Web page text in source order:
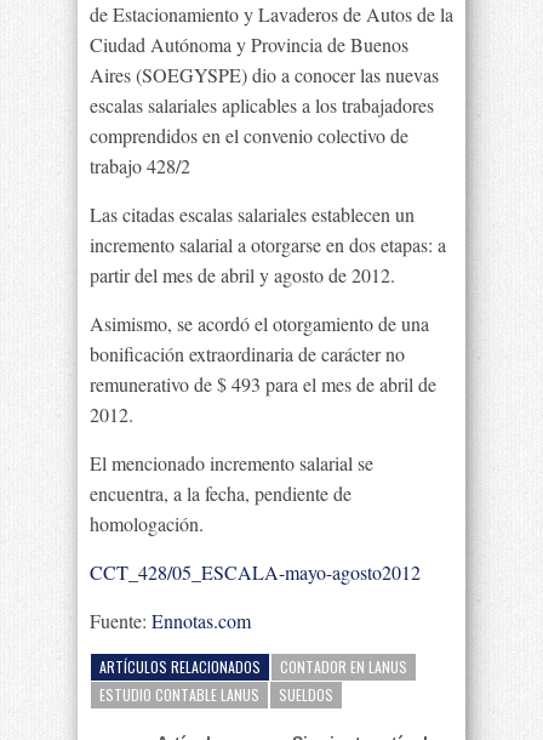
de Estacionamiento y Lavaderos de Autos de la
Ciudad Autónoma y Provincia de Buenos
Aires (SOEGYSPE) dio a conocer las nuevas
escalas salariales aplicables a los trabajadores
comprendidos en el convenio colectivo de
trabajo 428/2
Las citadas escalas salariales establecen un
incremento salarial a otorgarse en dos etapas: a
partir del mes de abril y agosto de 2012.
Asimismo, se acordó el otorgamiento de una
bonificación extraordinaria de carácter no
remunerativo de $ 493 para el mes de abril de
2012.
El mencionado incremento salarial se
encuentra, a la fecha, pendiente de
homologación.
CCT_428/05_ESCALA-mayo-agosto2012
Fuente: Ennotas.com
ARTÍCULOS RELACIONADOS
CONTADOR EN LANUS
ESTUDIO CONTABLE LANUS
SUELDOS